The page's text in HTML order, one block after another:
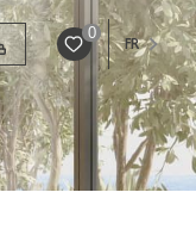
0 FR